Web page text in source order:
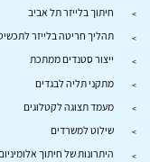
חיתוך בלייזר תל אביב
תהליך חריטה בלייזר
ייצור סטנדים ממתכת
מתקני תליה לבגדים
מעמד תצוגה לקטלוגים
שילוט למשרדים
היתרונות של חיתוך